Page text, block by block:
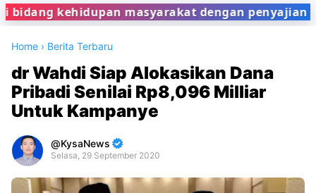
masyarakat dengan penyajian
Home › Berita Terbaru
dr Wahdi Siap Alokasikan Dana
Pribadi Senilai Rp8,096 Milliar
Untuk Kampanye
KysaNews
Selasa, 29 September 2020
Premium